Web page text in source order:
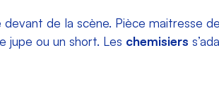
de la scène. Pièce maitresse
jupe ou un short. Les chemisiers